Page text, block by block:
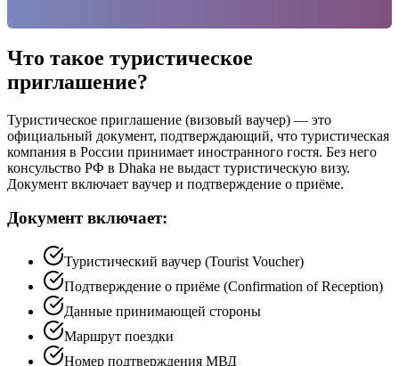
Что такое туристическое
приглашение?
Туристическое приглашение (визовый ваучер) — это
официальный документ, подтверждающий, что туристическая
компания в России принимает иностранного гостя. Без него
консульство РФ в Dhaka не выдаст туристическую визу.
Документ включает ваучер и подтверждение о приёме.
Документ включает:
Туристический ваучер (Tourist Voucher)
Подтверждение о приёме (Confirmation of Reception)
Данные принимающей стороны
Маршрут поездки
Номер подтверждения МВД